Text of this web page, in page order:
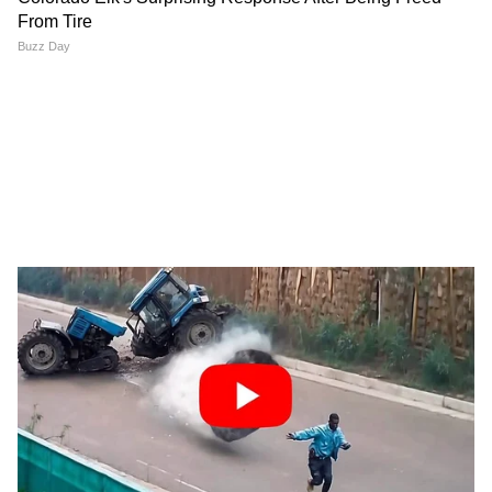
Hasina | Bangladesh News
'অভিষেক কোন মহারথী, চিকিৎসার জন্য
বিদেশ যেতে হবে', পাল্টা জবাব কুণালের! |
Abhishek Banerjee News